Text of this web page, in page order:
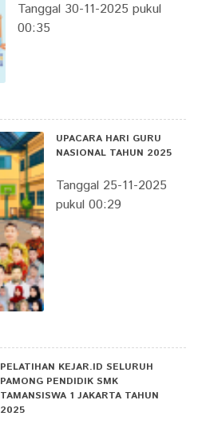
Tanggal 30-11-2025 pukul
00:35
UPACARA HARI GURU
NASIONAL TAHUN 2025
Tanggal 25-11-2025
pukul 00:29
PELATIHAN KEJAR.ID SELURUH
PAMONG PENDIDIK SMK
TAMANSISWA 1 JAKARTA TAHUN
2025